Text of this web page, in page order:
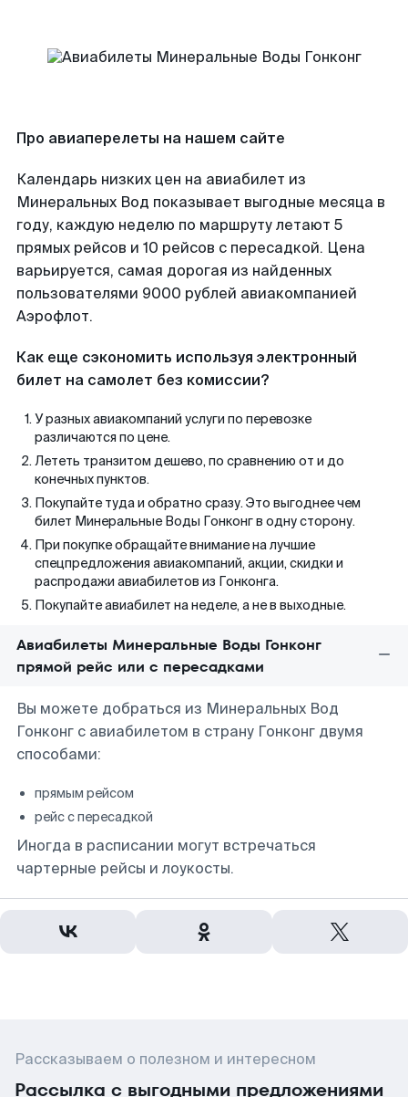
Про авиаперелеты на нашем сайте
Календарь низких цен на авиабилет из
Минеральных Вод показывает выгодные месяца в
году, каждую неделю по маршруту летают 5
прямых рейсов и 10 рейсов с пересадкой. Цена
варьируется, самая дорогая из найденных
пользователями 9000 рублей авиакомпанией
Аэрофлот.
Как еще сэкономить используя электронный
билет на самолет без комиссии?
У разных авиакомпаний услуги по перевозке
различаются по цене.
Лететь транзитом дешево, по сравнению от и до
конечных пунктов.
Покупайте туда и обратно сразу. Это выгоднее чем
билет Минеральные Воды Гонконг в одну сторону.
При покупке обращайте внимание на лучшие
спецпредложения авиакомпаний, акции, скидки и
распродажи авиабилетов из Гонконга.
Покупайте авиабилет на неделе, а не в выходные.
Авиабилеты Минеральные Воды Гонконг
прямой рейс или с пересадками
Вы можете добраться из Минеральных Вод
Гонконг с авиабилетом в страну Гонконг двумя
способами:
прямым рейсом
рейс с пересадкой
Иногда в расписании могут встречаться
чартерные рейсы и лоукосты.
Рассказываем о полезном и интересном
Рассылка с выгодными предложениями